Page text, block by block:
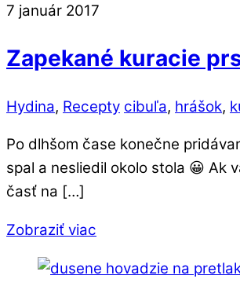
7 január 2017
Zapekané kuracie
Hydina, Recepty cibuľa, hrášok,
Po dlhšom čase konečne
spal a nesliedil okolo stola 😀 Ak
časť na […]
Zobraziť viac